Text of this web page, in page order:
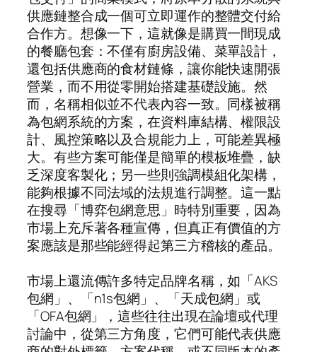
供應鏈整合成一個可立即運作的整體交付給
合作方。想像一下，這就像是購買一間現成
的餐廳包套：不僅有廚房設備、菜單設計，
還包括供應商的食材鏈條，讓你能快速開張
營業，而不用從零開始搭建基礎設施。然
而，名稱相似並不代表內容一致。同樣被稱
為包網系統的方案，在資料庫結構、權限設
計、風控策略以及合規能力上，可能差異極
大。有些方案可能僅是簡單的模板堆疊，缺
乏深度客製化；另一些則強調模組化架構，
能夠根據不同法域的法規進行調整。這一點
在搜尋「博弈包網意思」時特別重要，因為
市場上充斥著各種宣傳，但真正有價值的方
案應該是那些能經得起第三方稽核的產品。
市場上還流傳許多特定品牌名稱，如「AKS
包網」、「n1s包網」、「天成包網」或
「OFA包網」，這些往往出現在論壇或代理
討論中，從第三方角度，它們可能代表供應